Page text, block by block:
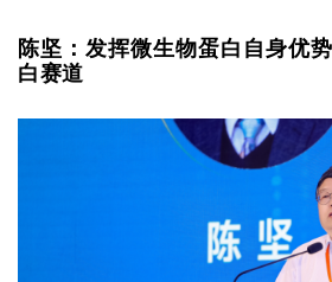
陈坚：发挥微生物蛋白自身优
白赛道